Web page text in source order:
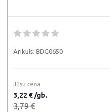
Arikuls: BDG0650
Jūsu cena
3,22 € /gb.
3,79 €